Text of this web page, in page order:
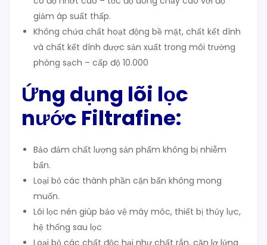
giảm áp suất thấp.
Không chứa chất hoạt động bề mặt, chất kết dính
và chất kết dính được sản xuất trong môi trường
phòng sạch – cấp độ 10.000
Ứng dụng lõi lọc
nước Filtrafine:
Bảo đảm chất lượng sản phẩm không bị nhiễm
bẩn.
Loại bỏ các thành phần cặn bẩn không mong
muốn.
Lõi lọc nén giúp bảo vệ máy móc, thiết bị thủy lực,
hệ thống sau lọc